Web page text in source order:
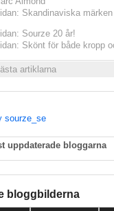
: Skandinaviska
: Sourze 20 år!
: Skönt för både kropp
artiklarna
sourze_se
uppdaterade bloggarna
bloggbilderna